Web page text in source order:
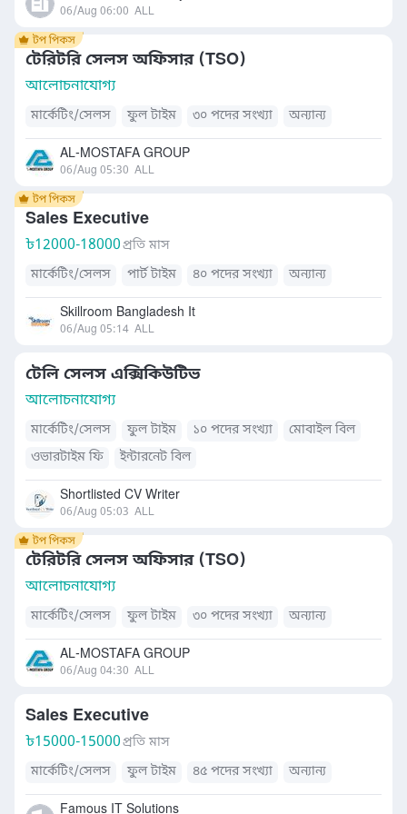
06/Aug 06:00 ALL
টেরিটরি সেলস অফিসার (TSO)
আলোচনাযোগ্য
মার্কেটিং/সেলস ফুল টাইম ৩০ পদের সংখ্যা অন্যান্য
AL-MOSTAFA GROUP
06/Aug 05:30 ALL
Sales Executive
৳12000-18000প্রতি মাস
মার্কেটিং/সেলস
পার্ট টাইম ৪০ পদের সংখ্যা অন্যান্য
Skillroom Bangladesh It
06/Aug 05:14 ALL
টেলি সেলস এক্সিকিউটিভ
আলোচনাযোগ্য
মার্কেটিং/সেলস ফুল টাইম ১০ পদের সংখ্যা
মোবাইল বিল
ওভারটাইম ফি
ইন্টারনেট বিল
Shortlisted CV Writer
06/Aug 05:03 ALL
টেরিটরি সেলস অফিসার (TSO)
আলোচনাযোগ্য
মার্কেটিং/সেলস ফুল টাইম ৩০ পদের সংখ্যা অন্যান্য
AL-MOSTAFA GROUP
06/Aug 04:30 ALL
Sales Executive
৳15000-15000প্রতি মাস
মার্কেটিং/সেলস
ফুল টাইম ৪৫ পদের সংখ্যা অন্যান্য
Famous IT Solutions